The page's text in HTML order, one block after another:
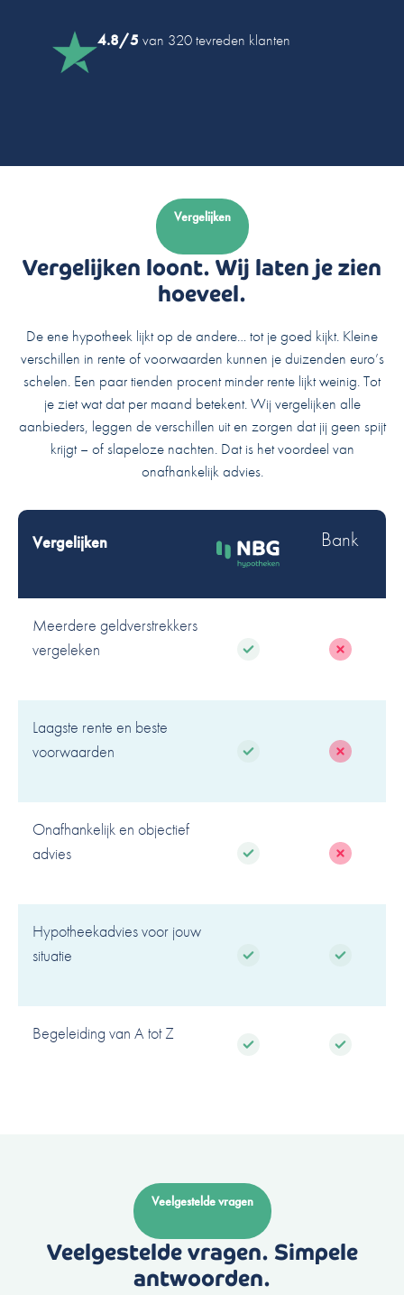
4.8/5 van 320 tevreden klanten
Vergelijken
Vergelijken loont. Wij laten je zien
hoeveel.
De ene hypotheek lijkt op de andere… tot je goed kijkt. Kleine
verschillen in rente of voorwaarden kunnen je duizenden euro’s
schelen. Een paar tienden procent minder rente lijkt weinig. Tot
je ziet wat dat per maand betekent. Wij vergelijken alle
aanbieders, leggen de verschillen uit en zorgen dat jij geen spijt
krijgt – of slapeloze nachten. Dat is het voordeel van
onafhankelijk advies.
Vergelijken Bank
Meerdere geldverstrekkers
vergeleken
Laagste rente en beste
voorwaarden
Onafhankelijk en objectief
advies
Hypotheekadvies voor jouw
situatie
Begeleiding van A tot Z
Veelgestelde vragen
Veelgestelde vragen. Simpele
antwoorden.